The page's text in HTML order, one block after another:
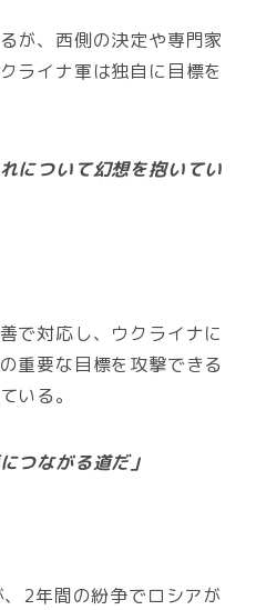
が、西側の決定や専門家
ライナ軍は独自に目標を
について幻想を抱いてい
で対応し、ウクライナに
重要な目標を攻撃できる
いる。
つながる道だ」
2年間の紛争でロシアが